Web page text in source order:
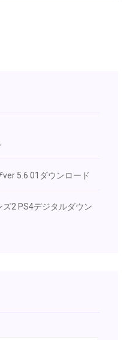
5.6 01ダウンロード
2 PS4デジタルダウン